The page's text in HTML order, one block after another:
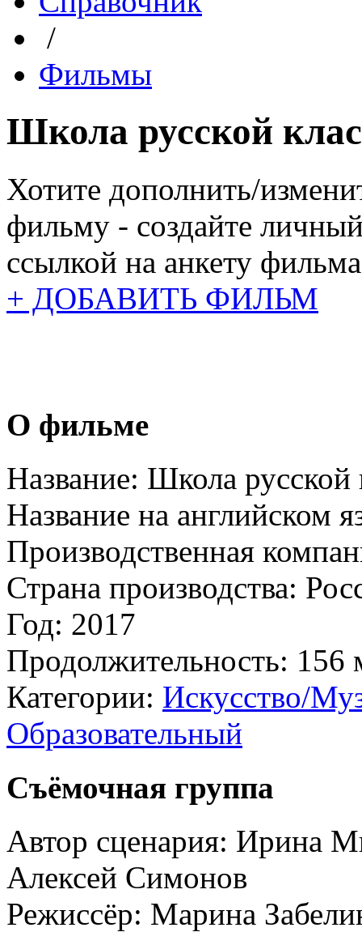
/
Фильмы
Школа русской
Хотите дополнить/
фильму - создайте
ссылкой на анкету
+ ДОБАВИТЬ ФИЛЬМ
О фильме
Название: Школа русской
Название на английском
Производственная
Страна производства:
Год: 2017
Продолжительность: 156
Категории: Искусство/
Образовательный
Съёмочная группа
Автор сценария: Ирина
Алексей Симонов
Режиссёр: Марина